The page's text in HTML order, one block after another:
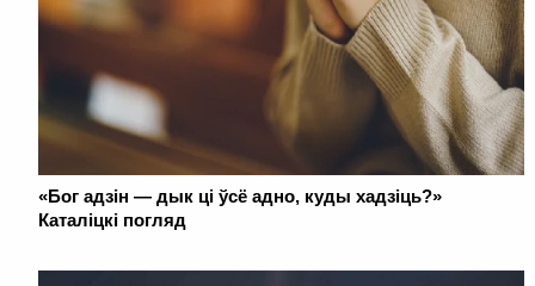
«Бог адзін — дык ці ўсё адно, куды хадзіць?»
Каталіцкі погляд